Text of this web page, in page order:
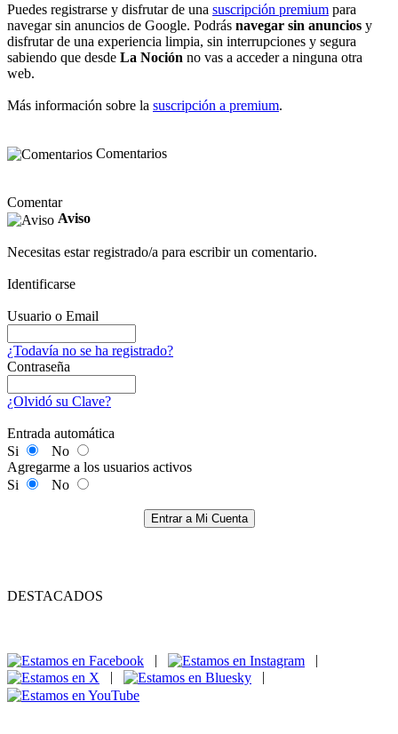
Puedes registrarse y disfrutar de una suscripción premium para
navegar sin anuncios de Google. Podrás navegar sin anuncios y
disfrutar de una experiencia limpia, sin interrupciones y segura
sabiendo que desde La Noción no vas a acceder a ninguna otra
web.
Más información sobre la suscripción a premium.
Comentarios
Comentar
Aviso
Necesitas estar registrado/a para escribir un comentario.
Identificarse
Usuario o Email
¿Todavía no se ha registrado?
Contraseña
¿Olvidó su Clave?
Entrada automática
Si
No
Agregarme a los usuarios activos
Si
No
Entrar a Mi Cuenta
DESTACADOS
|
|
|
|